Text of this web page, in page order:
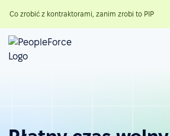
Co zrobić z kontraktorami, zanim zrobi to PIP